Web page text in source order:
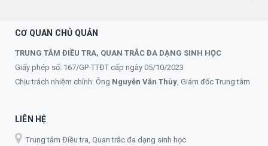
CƠ QUAN CHỦ QUẢN
TRUNG TÂM ĐIỀU TRA, QUAN TRẮC ĐA DẠNG SINH HỌC
Giấy phép số: 167/GP-TTĐT cấp ngày 05/10/2023
Chịu trách nhiệm chính: Ông Nguyễn Văn Thùy, Giám đốc Trung tâm
LIÊN HỆ
Trung tâm Điều tra, Quan trắc đa dạng sinh học